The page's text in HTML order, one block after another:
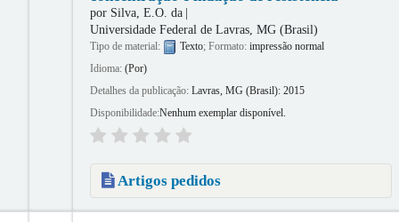
por Silva, E.O. da
Universidade Federal de Lavras, MG (Brasil)
Tipo de material: Texto; Formato: impressão normal
Idioma: (Por)
Detalhes da publicação: Lavras, MG (Brasil): 2015
Disponibilidade:Nenhum exemplar disponível.
Artigos pedidos